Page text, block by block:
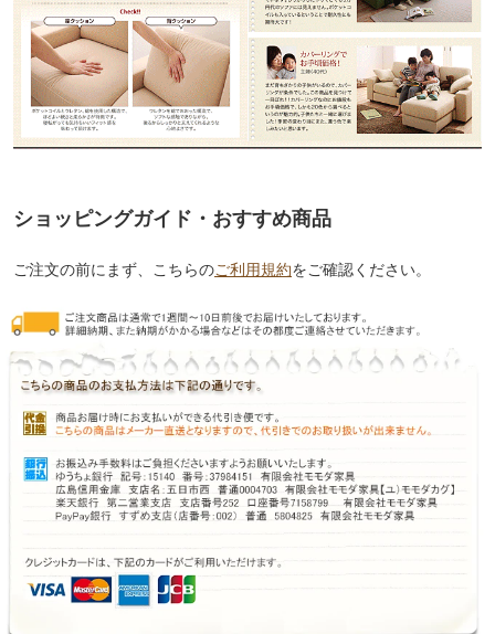
ショッピングガイド・おすすめ商品
ご注文の前にまず、こちらのご利用規約をご確認ください。